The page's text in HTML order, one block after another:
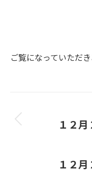
ご覧になっていただ
１２
１２